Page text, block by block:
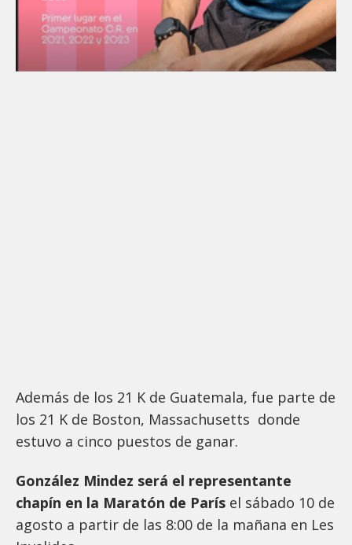
Además de los 21 K de Guatemala, fue parte de
los 21 K de Boston, Massachusetts donde
estuvo a cinco puestos de ganar.
González Mindez será el representante
chapín en la Maratón de París el sábado 10 de
agosto a partir de las 8:00 de la mañana en Les